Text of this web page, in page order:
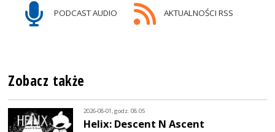
PODCAST AUDIO AKTUALNOŚCI RSS
Zobacz także
2026-08-01, godz. 08:05
Helix: Descent N Ascent